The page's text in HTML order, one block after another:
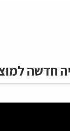
חדשה